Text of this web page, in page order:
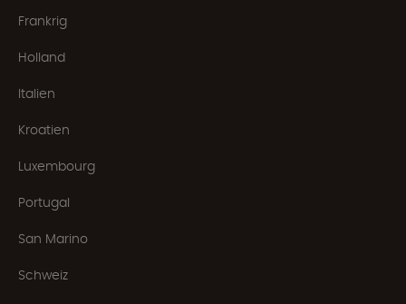
Frankrig
Holland
Italien
Kroatien
Luxembourg
Portugal
San Marino
Schweiz